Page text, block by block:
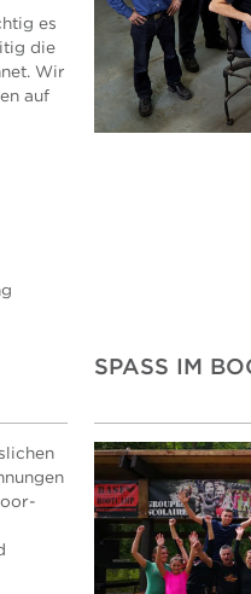
es
die
Wir
auf
SPASS IM